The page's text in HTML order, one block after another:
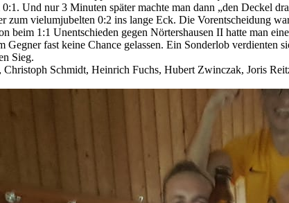
Und nur 3 Minuten später machte man dann „den Deckel
vielumjubelten 0:2 ins lange Eck. Die Vorentscheidung
beim 1:1 Unentschieden gegen Nörtershausen II hatte man
Gegner fast keine Chance gelassen. Ein Sonderlob
Sieg.
Schmidt, Heinrich Fuchs, Hubert Zwinczak, Joris